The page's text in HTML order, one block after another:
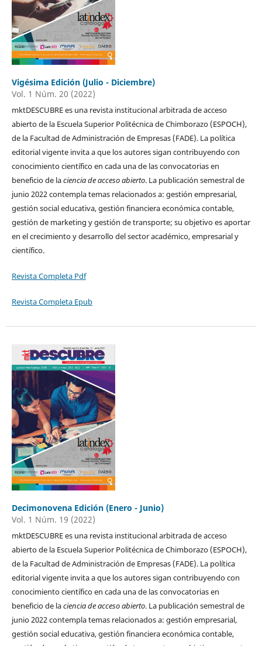
Vigésima Edición (Julio - Diciembre)
Vol. 1 Núm. 20 (2022)
mktDESCUBRE es una revista institucional arbitrada de acceso
abierto de la Escuela Superior Politécnica de Chimborazo (ESPOCH),
de la Facultad de Administración de Empresas (FADE). La política
editorial vigente invita a que los autores sigan contribuyendo con
conocimiento científico en cada una de las convocatorias en
beneficio de laciencia de acceso abierto. La publicación semestral de
junio 2022 contempla temas relacionados a: gestión empresarial,
gestión social educativa, gestión financiera económica contable,
gestión de marketing y gestión de transporte; su objetivo es aportar
en el crecimiento y desarrollo del sector académico, empresarial y
científico.
Revista Completa Pdf
Revista Completa Epub
Decimonovena Edición (Enero - Junio)
Vol. 1 Núm. 19 (2022)
mktDESCUBRE es una revista institucional arbitrada de acceso
abierto de la Escuela Superior Politécnica de Chimborazo (ESPOCH),
de la Facultad de Administración de Empresas (FADE). La política
editorial vigente invita a que los autores sigan contribuyendo con
conocimiento científico en cada una de las convocatorias en
beneficio de laciencia de acceso abierto. La publicación semestral de
junio 2022 contempla temas relacionados a: gestión empresarial,
gestión social educativa, gestión financiera económica contable,